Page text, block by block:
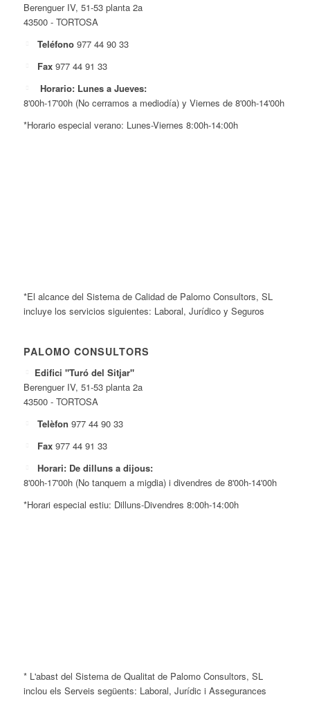
Berenguer IV, 51-53 planta 2a
43500 - TORTOSA
Teléfono 977 44 90 33
Fax 977 44 91 33
Horario: Lunes a Jueves:
8'00h-17'00h (No cerramos a mediodía) y Viernes de 8'00h-14'00h
*Horario especial verano: Lunes-Viernes 8:00h-14:00h
*El alcance del Sistema de Calidad de Palomo Consultors, SL
incluye los servicios siguientes: Laboral, Jurídico y Seguros
PALOMO CONSULTORS
Edifici "Turó del Sitjar"
Berenguer IV, 51-53 planta 2a
43500 - TORTOSA
Telèfon 977 44 90 33
Fax 977 44 91 33
Horari: De dilluns a dijous:
8'00h-17'00h (No tanquem a migdia) i divendres de 8'00h-14'00h
*Horari especial estiu: Dilluns-Divendres 8:00h-14:00h
* L'abast del Sistema de Qualitat de Palomo Consultors, SL
inclou els Serveis següents: Laboral, Jurídic i Assegurances